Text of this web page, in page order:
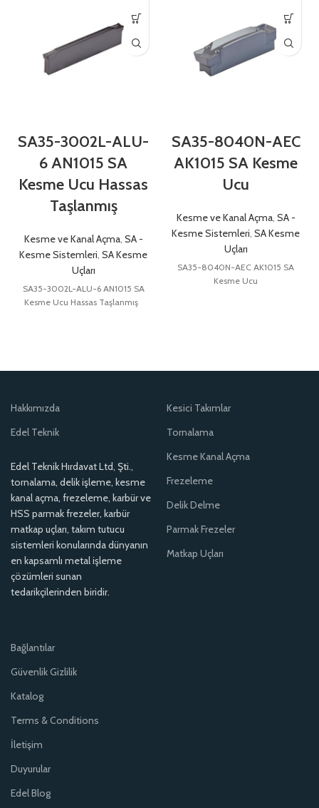
SA35-3002L-ALU-
6 AN1015 SA
Kesme Ucu Hassas
Taşlanmış
Kesme ve Kanal Açma, SA -
Kesme Sistemleri, SA Kesme
Uçları
SA35-3002L-ALU-6 AN1015 SA
Kesme Ucu Hassas Taşlanmış
SA35-8040N-AEC
AK1015 SA Kesme
Ucu
Kesme ve Kanal Açma, SA -
Kesme Sistemleri, SA Kesme
Uçları
SA35-8040N-AEC AK1015 SA
Kesme Ucu
Hakkımızda
Edel Teknik
Edel Teknik Hırdavat Ltd, Şti.,
tornalama, delik işleme, kesme
kanal açma, frezeleme, karbür ve
HSS parmak frezeler, karbür
matkap uçları, takım tutucu
sistemleri konularında dünyanın
en kapsamlı metal işleme
çözümleri sunan
tedarikçilerinden biridir.
Kesici Takımlar
Tornalama
Kesme Kanal Açma
Frezeleme
Delik Delme
Parmak Frezeler
Matkap Uçları
Bağlantılar
Güvenlik Gizlilik
Katalog
Terms & Conditions
İletişim
Duyurular
Edel Blog